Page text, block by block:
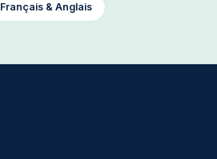
Français & Anglais